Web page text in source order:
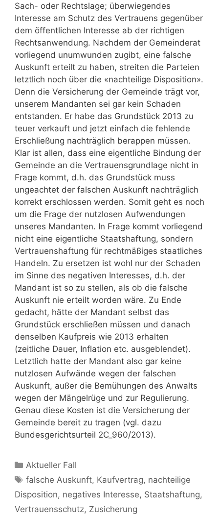
Sach- oder Rechtslage; überwiegendes
Interesse am Schutz des Vertrauens gegenüber
dem öffentlichen Interesse ab der richtigen
Rechtsanwendung. Nachdem der Gemeinderat
vorliegend unumwunden zugibt, eine falsche
Auskunft erteilt zu haben, streiten die Parteien
letztlich noch über die «nachteilige Disposition».
Denn die Versicherung der Gemeinde trägt vor,
unserem Mandanten sei gar kein Schaden
entstanden. Er habe das Grundstück 2013 zu
teuer verkauft und jetzt einfach die fehlende
Erschließung nachträglich berappen müssen.
Klar ist allen, dass eine eigentliche Bindung der
Gemeinde an die Vertrauensgrundlage nicht in
Frage kommt, d.h. das Grundstück muss
ungeachtet der falschen Auskunft nachträglich
korrekt erschlossen werden. Somit geht es noch
um die Frage der nutzlosen Aufwendungen
unseres Mandanten. In Frage kommt vorliegend
nicht eine eigentliche Staatshaftung, sondern
Vertrauenshaftung für rechtmäßiges staatliches
Handeln. Zu ersetzen ist wohl nur der Schaden
im Sinne des negativen Interesses, d.h. der
Mandant ist so zu stellen, als ob die falsche
Auskunft nie erteilt worden wäre. Zu Ende
gedacht, hätte der Mandant selbst das
Grundstück erschließen müssen und danach
denselben Kaufpreis wie 2013 erhalten
(zeitliche Dauer, Inflation etc. ausgeblendet).
Letztlich hatte der Mandant also gar keine
nutzlosen Aufwände wegen der falschen
Auskunft, außer die Bemühungen des Anwalts
wegen der Mängelrüge und zur Regulierung.
Genau diese Kosten ist die Versicherung der
Gemeinde bereit zu tragen (vgl. dazu
Bundesgerichtsurteil 2C_960/2013).
Aktueller Fall
falsche Auskunft, Kaufvertrag, nachteilige
Disposition, negatives Interesse, Staatshaftung,
Vertrauensschutz, Zusicherung